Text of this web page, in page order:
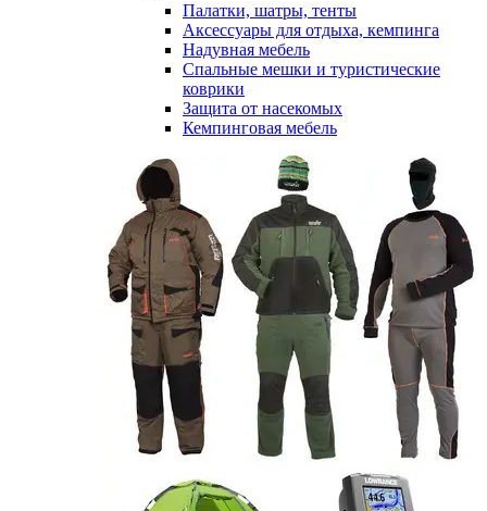
Палатки, шатры, тенты
Аксессуары для отдыха, кемпинга
Надувная мебель
Спальные мешки и туристические
коврики
Защита от насекомых
Кемпинговая мебель